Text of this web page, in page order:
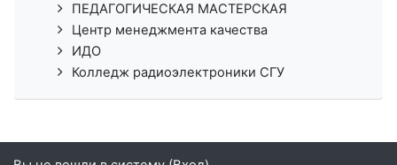
ПЕДАГОГИЧЕСКАЯ МАСТЕРСКАЯ
Центр менеджмента качества
ИДО
Колледж радиоэлектроники СГУ